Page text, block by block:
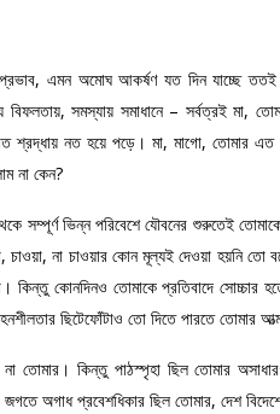
এমন অমোঘ আকর্ষণ যত দিন যাচ্ছে ততই
বিফলতায়, সমস্যায় সমাধানে – সর্বত্রই মা,
শ্রদ্ধায় নত হয়ে পড়ে। মা, মাগো, তোমার
না কেন?
সম্পূর্ণ ভিন্ন পরিবেশে যৌবনের শুরুতেই
চাওয়া, না চাওয়ার কোন মূল্যই দেওয়া হয়নি
কিন্তু কোনদিনও তোমাকে প্রতিবাদে
ছিটেফোঁটাও তো দিতে পারতে তোমার
তোমার। কিন্তু পাঠস্পৃহা ছিল তোমার
অগাধ প্রবেশধিকার ছিল তোমার, দেশ